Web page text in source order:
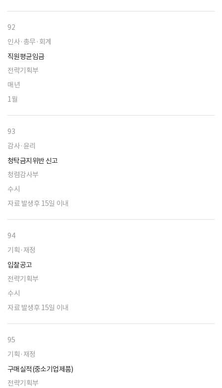
92
인사·총무·회계
직원평균임금
전략기획부
매년
1월
93
감사·윤리
청탁금지위반 신고
청렴감사부
수시
자료 발생후 15일 이내
94
기획·재정
입찰공고
전략기획부
수시
자료 발생후 15일 이내
95
기획·재정
구매실적(중소기업제품)
전략기획부